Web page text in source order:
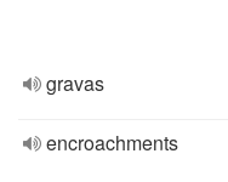
gravas
encroachments